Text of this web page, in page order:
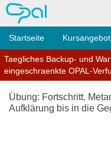
OPAL
Startseite
Taegliches Backup- und
eingeschraenkte OPAL-
Übung: Fortschritt.
Aufklärung bis in die